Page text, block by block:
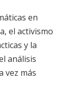
en
el activismo
y la
análisis
vez más